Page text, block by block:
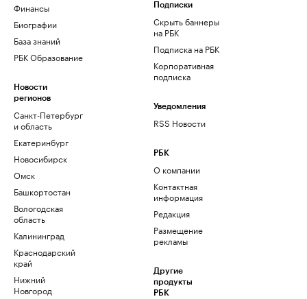
Финансы
Биографии
База знаний
РБК Образование
Новости
регионов
Санкт-Петербург
и область
Екатеринбург
Новосибирск
Омск
Башкортостан
Вологодская
область
Калининград
Краснодарский
край
Нижний
Новгород
Подписки
Скрыть баннеры
на РБК
Подписка на РБК
Корпоративная
подписка
Уведомления
RSS Новости
РБК
О компании
Контактная
информация
Редакция
Размещение
рекламы
Другие
продукты
РБК